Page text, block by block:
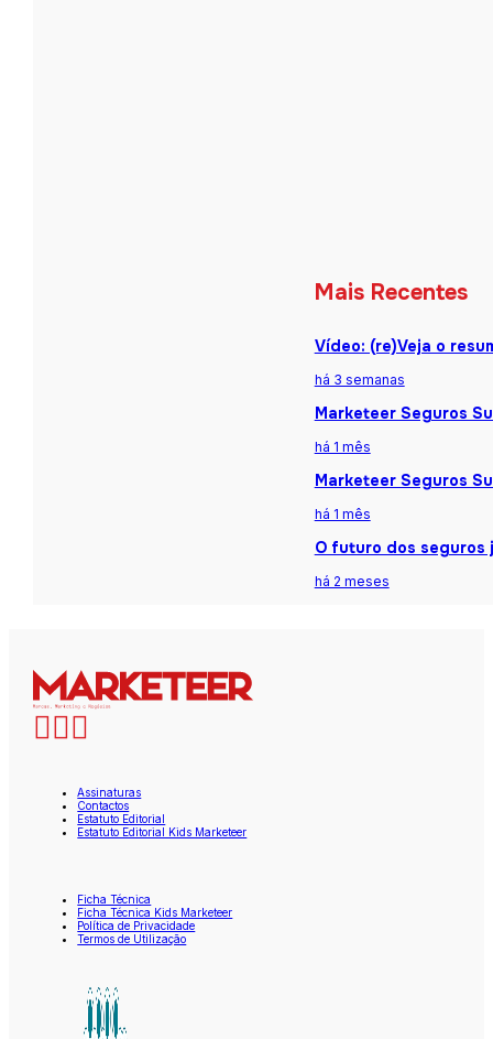
Mais Recentes
Vídeo: (re)Veja o
há 3 semanas
Marketeer Seguros
há 1 mês
Marketeer Seguros
há 1 mês
O futuro dos seguros
há 2 meses
Assinaturas
Contactos
Estatuto Editorial
Estatuto Editorial Kids Marketeer
Ficha Técnica
Ficha Técnica Kids Marketeer
Política de Privacidade
Termos de Utilização